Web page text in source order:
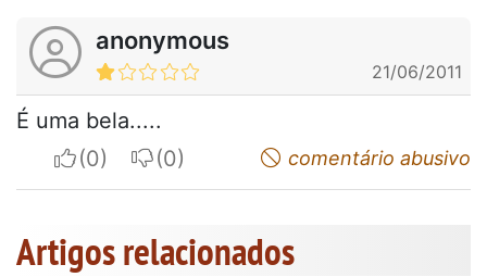
anonymous
21/06/2011
É uma bela.....
I apreciateI do not appreciatecomentário abusivo
Artigos relacionados